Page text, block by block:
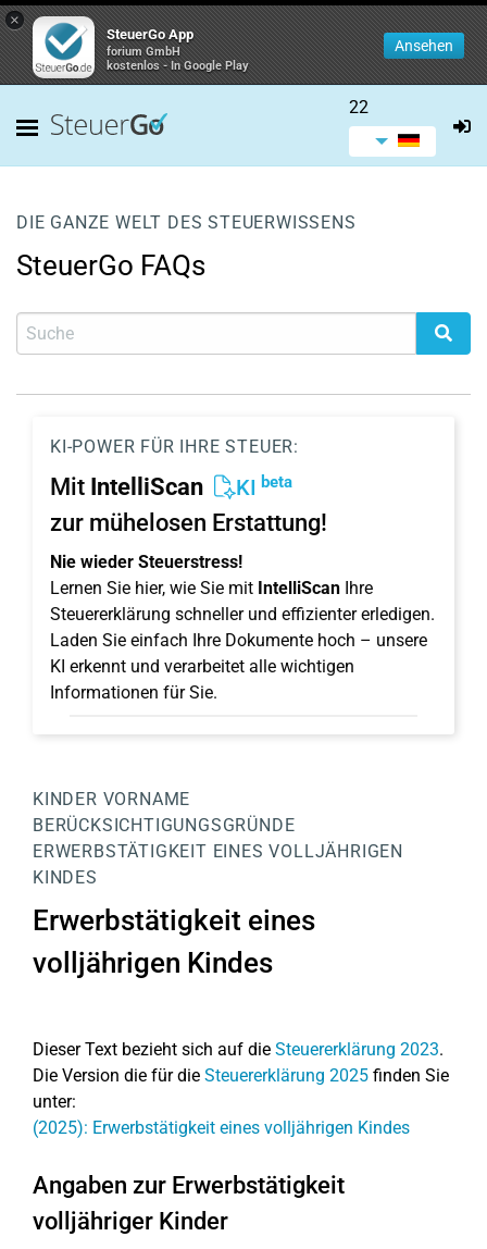
×
SteuerGo App
forium GmbH
kostenlos - In Google Play
Ansehen
22
DIE GANZE WELT DES STEUERWISSENS
SteuerGo FAQs
KI-POWER FÜR IHRE STEUER:
Mit IntelliScan KI beta
zur mühelosen Erstattung!
Nie wieder Steuerstress!
Lernen Sie hier, wie Sie mit IntelliScan Ihre
Steuererklärung schneller und effizienter erledigen.
Laden Sie einfach Ihre Dokumente hoch – unsere
KI erkennt und verarbeitet alle wichtigen
Informationen für Sie.
KINDER VORNAME
BERÜCKSICHTIGUNGSGRÜNDE
ERWERBSTÄTIGKEIT EINES VOLLJÄHRIGEN
KINDES
Erwerbstätigkeit eines
volljährigen Kindes
Dieser Text bezieht sich auf die Steuererklärung 2023.
Die Version die für die Steuererklärung 2025 finden Sie
unter:
(2025): Erwerbstätigkeit eines volljährigen Kindes
Angaben zur Erwerbstätigkeit
volljähriger Kinder